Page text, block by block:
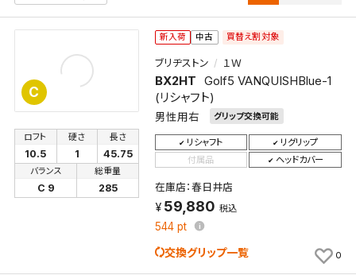
C
新入荷 中古 買替え割対象
ブリヂストン １Ｗ
BX2HT Golf5 VANQUISHBlue-1
(リシャフト)
男性用右 グリップ交換可能
ロフト
10.5
硬さ
1
長さ
45.75
バランス
C 9
総重量
285
リシャフト
リグリップ
付属品
ヘッドカバー
在庫店：春日井店
59,880 税込
544 pt
交換グリップ一覧 0